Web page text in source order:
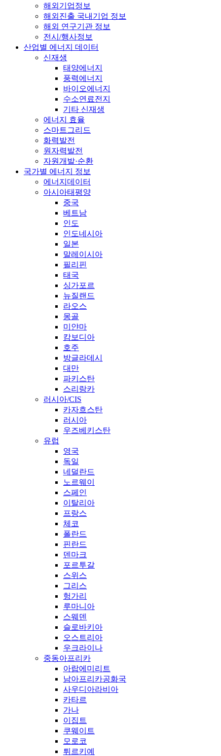
해외기업정보
해외진출 국내기업 정보
해외 연구기관 정보
전시/행사정보
산업별 에너지 데이터
신재생
태양에너지
풍력에너지
바이오에너지
수소연료전지
기타 신재생
에너지 효율
스마트그리드
화력발전
원자력발전
자원개발·순환
국가별 에너지 정보
에너지데이터
아시아태평양
중국
베트남
인도
인도네시아
일본
말레이시아
필리핀
태국
싱가포르
뉴질랜드
라오스
몽골
미얀마
캄보디아
호주
방글라데시
대만
파키스탄
스리랑카
러시아/CIS
카자흐스탄
러시아
우즈베키스탄
유럽
영국
독일
네덜란드
노르웨이
스페인
이탈리아
프랑스
체코
폴란드
핀란드
덴마크
포르투갈
스위스
그리스
헝가리
루마니아
스웨덴
슬로바키아
오스트리아
우크라이나
중동아프리카
아랍에미리트
남아프리카공화국
사우디아라비아
카타르
가나
이집트
쿠웨이트
모로코
튀르키예